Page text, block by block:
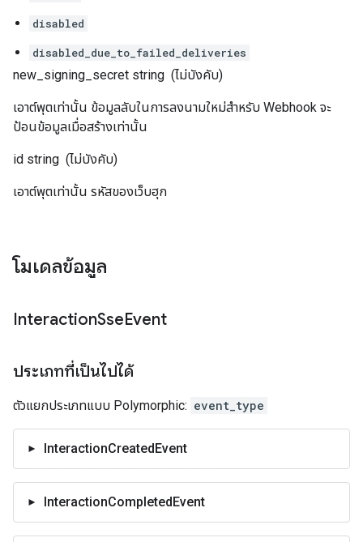
disabled
disabled_due_to_failed_deliveries
new_signing_secret string (ไม่บังคับ)
เอาต์พุตเท่านั้น ข้อมูลลับในการลงนามใหม่สำหรับ Webhook จะ
ป้อนข้อมูลเมื่อสร้างเท่านั้น
id string (ไม่บังคับ)
เอาต์พุตเท่านั้น รหัสของเว็บฮุก
โมเดลข้อมูล
InteractionSseEvent
ประเภทที่เป็นไปได้
ตัวแยกประเภทแบบ Polymorphic: event_type
InteractionCreatedEvent
InteractionCompletedEvent